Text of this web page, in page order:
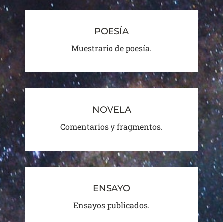
POESÍA
Muestrario de poesía.
NOVELA
Comentarios y fragmentos.
ENSAYO
Ensayos publicados.